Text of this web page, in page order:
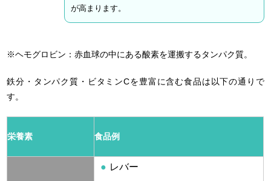
が高まります。
※ヘモグロビン：赤血球の中にある酸素を運搬するタンパク質。
鉄分・タンパク質・ビタミンCを豊富に含む食品は以下の通りで
す。
栄養素 食品例
レバー